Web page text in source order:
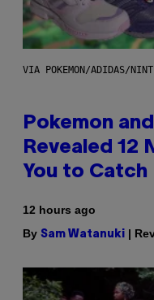
VIA POKEMON/ADIDAS/
Pokemon
Revealed 12
You to Catch
12 hours ago
By Sam Watanuki |